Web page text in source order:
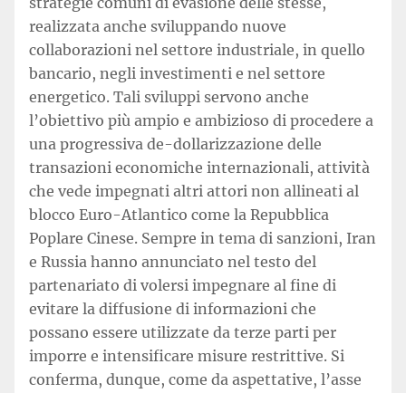
realizzata anche sviluppando nuove
collaborazioni nel settore industriale, in quello
bancario, negli investimenti e nel settore
energetico. Tali sviluppi servono anche
l’obiettivo più ampio e ambizioso di procedere a
una progressiva de-dollarizzazione delle
transazioni economiche internazionali, attività
che vede impegnati altri attori non allineati al
blocco Euro-Atlantico come la Repubblica
Poplare Cinese. Sempre in tema di sanzioni, Iran
e Russia hanno annunciato nel testo del
partenariato di volersi impegnare al fine di
evitare la diffusione di informazioni che
possano essere utilizzate da terze parti per
imporre e intensificare misure restrittive. Si
conferma, dunque, come da aspettative, l’asse